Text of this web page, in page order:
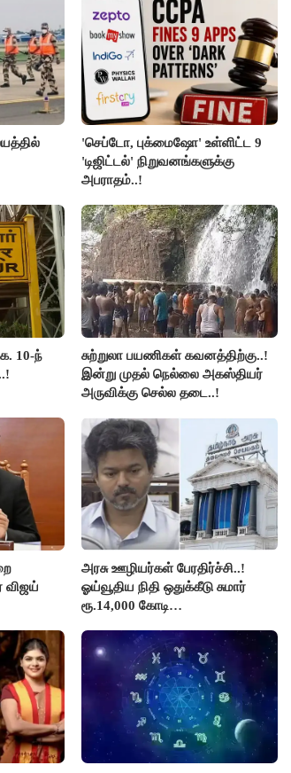
'செப்டோ, புக்மைஷோ' உள்ளிட்ட 9
'டிஜிட்டல்' நிறுவனங்களுக்கு
அபராதம்..!
10-ந்
சுற்றுலா பயணிகள் கவனத்திற்கு..!
இன்று முதல் நெல்லை அகஸ்தியர்
அருவிக்கு செல்ல தடை..!
விஜய்
அரசு ஊழியர்கள் பேரதிர்ச்சி..!
ஓய்வூதிய நிதி ஒதுக்கீடு சுமார்
ரூ.14,000 கோடி